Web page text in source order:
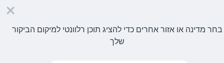
בחר מדינה או אזור אחרים כדי להציג תוכן רלוונטי למיקום הביקור
שלך